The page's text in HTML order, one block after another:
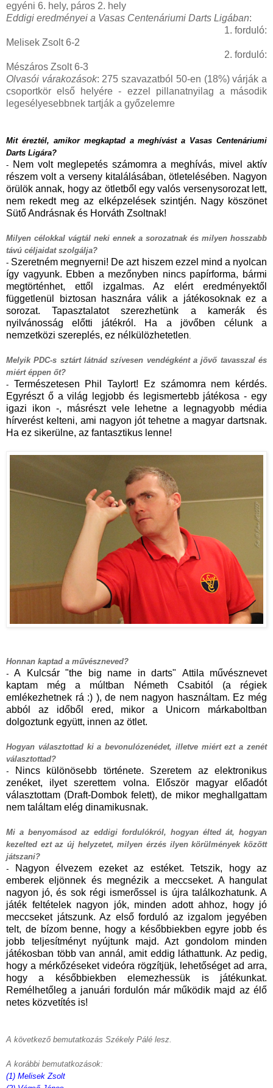
egyéni 6. hely, páros 2. hely
Eddigi eredményei a Vasas Centenáriumi Darts Ligában:
1. forduló:
Melisek Zsolt 6-2
2. forduló:
Mészáros Zsolt6-3
Olvasói várakozások: 275 szavazatból 50-en (18%) várják a
csoportkör első helyére - ezzel pillanatnyilag a második
legesélyesebbnek tartják a győzelemre
Mit éreztél, amikor megkaptad a meghívást a Vasas Centenáriumi
Darts Ligára?
- Nem volt meglepetés számomra a meghívás, mivel aktív
részem volt a verseny kitalálásában, ötletelésében. Nagyon
örülök annak, hogy az ötletből egy valós versenysorozat lett,
nem rekedt meg az elképzelések szintjén. Nagy köszönet
Sütő Andrásnak és Horváth Zsoltnak!
Milyen célokkal vágtál neki ennek a sorozatnak és milyen hosszabb
távú céljaidat szolgálja?
- Szeretném megnyerni! De azt hiszem ezzel mind a nyolcan
így vagyunk. Ebben a mezőnyben nincs papírforma, bármi
megtörténhet, ettől izgalmas. Az elért eredményektől
függetlenül biztosan hasznára válik a játékosoknak ez a
sorozat. Tapasztalatot szerezhetünk a kamerák és
nyilvánosság előtti játékról. Ha a jövőben célunk a
nemzetközi szereplés, ez nélkülözhetetlen.
Melyik PDC-s sztárt látnád szívesen vendégként a jövő tavasszal és
miért éppen őt?
- Természetesen Phil Taylort! Ez számomra nem kérdés.
Egyrészt ő a világ legjobb és legismertebb játékosa - egy
igazi ikon -, másrészt vele lehetne a legnagyobb média
hírverést kelteni, ami nagyon jót tehetne a magyar dartsnak.
Ha ez sikerülne, az fantasztikus lenne!
Honnan kaptad a művészneved?
-A Kulcsár "the big name in darts" Attila művésznevet
kaptam még a múltban Németh Csabitól (a régiek
emlékezhetnek rá :) ), de nem nagyon használtam. Ez még
abból az időből ered, mikor a Unicorn márkaboltban
dolgoztunk együtt, innen az ötlet.
Hogyan választottad ki a bevonulózenédet, illetve miért ezt a zenét
választottad?
-
Nincs különösebb története. Szeretem az elektronikus
zenéket, ilyet szerettem volna. Először magyar előadót
választottam (Draft-Dombok felett), de mikor meghallgattam
nem találtam elég dinamikusnak.
Mi a benyomásod az eddigi fordulókról, hogyan élted át, hogyan
kezelted ezt az új helyzetet, milyen érzés ilyen körülmények között
játszani?
-
Nagyon élvezem ezeket az estéket. Tetszik, hogy az
emberek eljönnek és megnézik a meccseket. A hangulat
nagyon jó, és sok régi ismerőssel is újra találkozhatunk. A
játék feltételek nagyon jók, minden adott ahhoz, hogy jó
meccseket játszunk. Az első forduló az izgalom jegyében
telt, de bízom benne, hogy a későbbiekben egyre jobb és
jobb teljesítményt nyújtunk majd. Azt gondolom minden
játékosban több van annál, amit eddig láthattunk. Az pedig,
hogy a mérkőzéseket videóra rögzítjük, lehetőséget ad arra,
hogy a későbbiekben elemezhessük is játékunkat.
Remélhetőleg a januári fordulón már működik majd az élő
netes közvetítés is!
A következő bemutatkozás Székely Pálé lesz.
A korábbi bemutatkozások:
(1) Melisek Zsolt